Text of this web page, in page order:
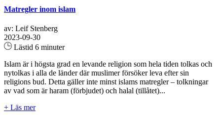
Matregler inom islam
av: Leif Stenberg
2023-09-30
Lästid 6 minuter
Islam är i högsta grad en levande religion som hela tiden tolkas och
nytolkas i alla de länder där muslimer försöker leva efter sin
religions bud. Detta gäller inte minst islams matregler – tolkningar
av vad som är haram (förbjudet) och halal (tillåtet)...
+ Läs mer